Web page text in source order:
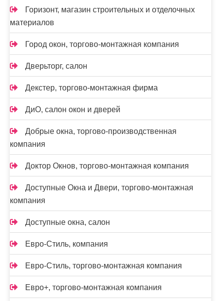
Горизонт, магазин строительных и отделочных
материалов
Город окон, торгово-монтажная компания
Дверьторг, салон
Декстер, торгово-монтажная фирма
ДиО, салон окон и дверей
Добрые окна, торгово-производственная
компания
Доктор Окнов, торгово-монтажная компания
Доступные Окна и Двери, торгово-монтажная
компания
Доступные окна, салон
Евро-Стиль, компания
Евро-Стиль, торгово-монтажная компания
Евро+, торгово-монтажная компания